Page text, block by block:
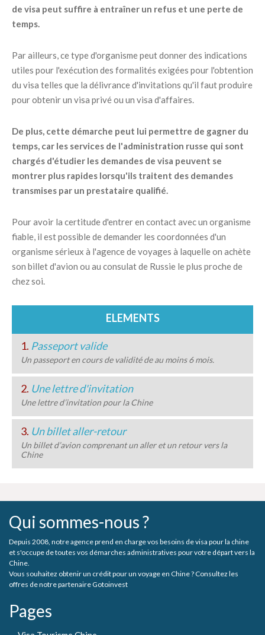
de visa peut suffire à entraîner un refus et une perte de
temps.
Par ailleurs, ce type d'organisme peut donner des indications
utiles pour l'exécution des formalités exigées pour l'obtention
du visa telles que la délivrance d'invitations qu'il faut produire
pour obtenir un visa privé ou un visa d'affaires.
De plus, cette démarche peut lui permettre de gagner du
temps, car les services de l'administration russe qui sont
chargés d'étudier les demandes de visa peuvent se
montrer plus rapides lorsqu'ils traitent des demandes
transmises par un prestataire qualifié.
Pour avoir la certitude d'entrer en contact avec un organisme
fiable, il est possible de demander les coordonnées d'un
organisme sérieux à l'agence de voyages à laquelle on achète
son billet d'avion ou au consulat de Russie le plus proche de
chez soi.
ELEMENTS
1. Passeport valide
Un passeport en cours de validité de au moins 6 mois.
2. Une lettre d'invitation
Une lettre d’invitation pour la Chine
3. Un billet aller-retour
Un billet d’avion comprenant un aller et un retour vers la
Chine
Qui sommes-nous ?
Depuis 2008, notre agence prend en charge vos besoins de visa pour la chine
et s'occupe de toutes vos démarches administratives pour votre départ vers la
Chine.
Vous souhaitez obtenir un crédit pour un voyage en Chine ? Consultez les
offres de notre partenaire Gotoinvest
Pages